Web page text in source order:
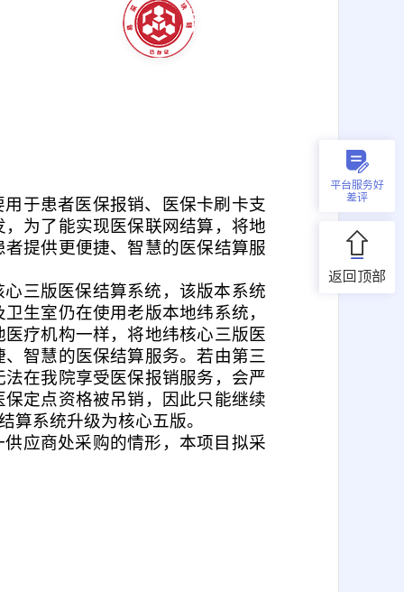
平台服务好
差评
返回顶部
于患者医保报销、医保卡刷卡支
为了能实现医保联网结算，将地
提供更便捷、智慧的医保结算服
三版医保结算系统，该版本系统
生室仍在使用老版本地纬系统，
疗机构一样，将地纬核心三版医
智慧的医保结算服务。若由第三
在我院享受医保报销服务，会严
定点资格被吊销，因此只能继续
算系统升级为核心五版。
应商处采购的情形，本项目拟采